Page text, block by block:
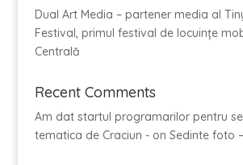
Dual Art Media – partener media al
Festival, primul festival de locuințe
Centrală
Recent Comments
Am dat startul programarilor pentru
tematica de Craciun -on Sedinte foto